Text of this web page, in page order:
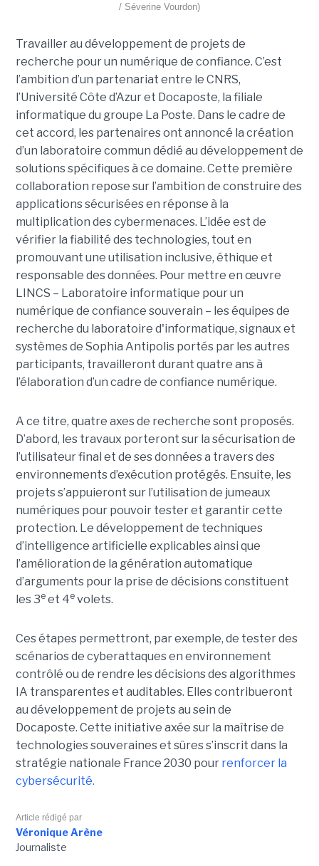
/ Séverine Vourdon)
Travailler au développement de projets de
recherche pour un numérique de confiance. C’est
l’ambition d’un partenariat entre le CNRS,
l’Université Côte d’Azur et Docaposte, la filiale
informatique du groupe La Poste. Dans le cadre de
cet accord, les partenaires ont annoncé la création
d’un laboratoire commun dédié au développement de
solutions spécifiques à ce domaine. Cette première
collaboration repose sur l’ambition de construire des
applications sécurisées en réponse à la
multiplication des cybermenaces. L’idée est de
vérifier la fiabilité des technologies, tout en
promouvant une utilisation inclusive, éthique et
responsable des données. Pour mettre en œuvre
LINCS – Laboratoire informatique pour un
numérique de confiance souverain – les équipes de
recherche du laboratoire d'informatique, signaux et
systèmes de Sophia Antipolis portés par les autres
participants, travailleront durant quatre ans à
l’élaboration d’un cadre de confiance numérique.
A ce titre, quatre axes de recherche sont proposés.
D’abord, les travaux porteront sur la sécurisation de
l’utilisateur final et de ses données a travers des
environnements d’exécution protégés. Ensuite, les
projets s’appuieront sur l’utilisation de jumeaux
numériques pour pouvoir tester et garantir cette
protection. Le développement de techniques
d’intelligence artificielle explicables ainsi que
l’amélioration de la génération automatique
d’arguments pour la prise de décisions constituent
les 3eet 4evolets.
Ces étapes permettront, par exemple, de tester des
scénarios de cyberattaques en environnement
contrôlé ou de rendre les décisions des algorithmes
IA transparentes et auditables. Elles contribueront
au développement de projets au sein de
Docaposte. Cette initiative axée sur la maîtrise de
technologies souveraines et sûres s’inscrit dans la
stratégie nationale France 2030 pour renforcer la
cybersécurité.
Article rédigé par
Véronique Arène
Journaliste